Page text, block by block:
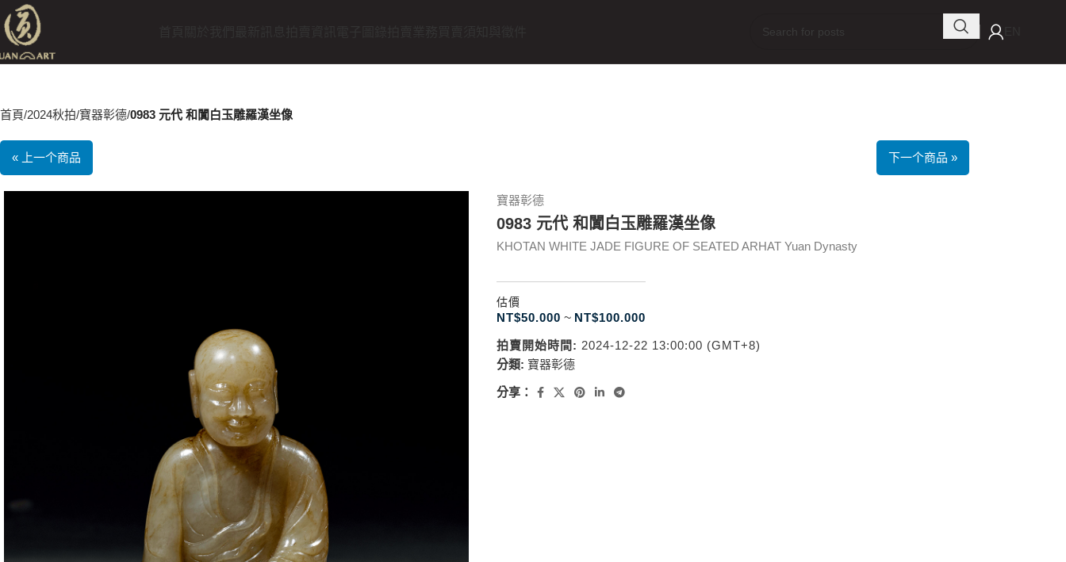
首頁 2024秋拍 寶器彰德 0983 元代 和闐白玉雕羅漢坐像
« 上一个商品 下一个商品 »
寶器彰德
0983 元代 和闐白玉雕羅漢坐像
KHOTAN WHITE JADE FIGURE OF SEATED ARHAT Yuan Dynasty
估價
NT$50.000 ~ NT$100.000
拍賣開始時間: 2024-12-22 13:00:00 (GMT+8)
分類: 寶器彰德
分享：